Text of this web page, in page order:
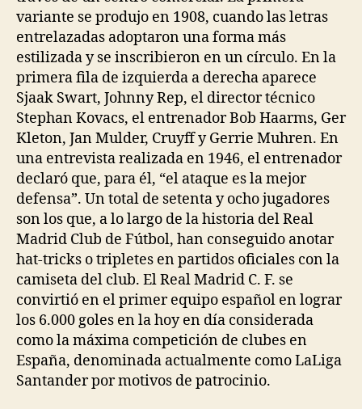
variante se produjo en 1908, cuando las letras
entrelazadas adoptaron una forma más
estilizada y se inscribieron en un círculo. En la
primera fila de izquierda a derecha aparece
Sjaak Swart, Johnny Rep, el director técnico
Stephan Kovacs, el entrenador Bob Haarms, Ger
Kleton, Jan Mulder, Cruyff y Gerrie Muhren. En
una entrevista realizada en 1946, el entrenador
declaró que, para él, “el ataque es la mejor
defensa”. Un total de setenta y ocho jugadores
son los que, a lo largo de la historia del Real
Madrid Club de Fútbol, han conseguido anotar
hat-tricks o tripletes en partidos oficiales con la
camiseta del club. El Real Madrid C. F. se
convirtió en el primer equipo español en lograr
los 6.000 goles en la hoy en día considerada
como la máxima competición de clubes en
España, denominada actualmente como LaLiga
Santander por motivos de patrocinio.